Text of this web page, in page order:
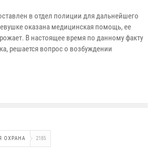
в отдел полиции для дальнейшего
оказана медицинская помощь, ее
В настоящее время по данному факту
решается вопрос о возбуждении
ОХРАНА 2185